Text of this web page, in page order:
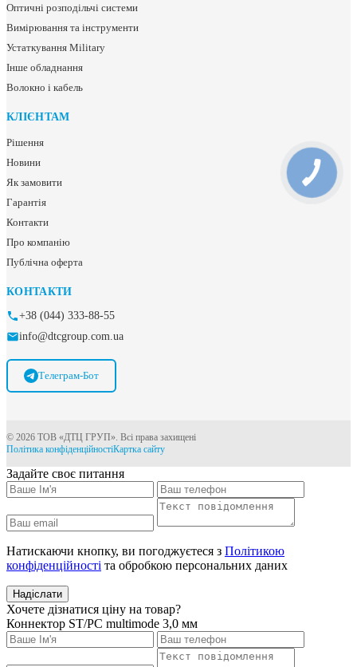
Оптичні розподільчі системи
Вимірювання та інструменти
Устаткування Military
Інше обладнання
Волокно і кабель
КЛІЄНТАМ
Рішення
Новини
Як замовити
Гарантія
Контакти
Про компанію
Публічна оферта
КОНТАКТИ
+38 (044) 333-88-55
info@dtcgroup.com.ua
Телеграм-Бот
© 2026 ТОВ «ДТЦ ГРУП». Всі права захищені
Політика конфіденційностіКартка сайту
Задайте своє питання
Натискаючи кнопку, ви погоджуєтеся з Політикою
конфіденційності та обробкою персональних даних
Надіслати
Хочете дізнатися ціну на товар?
Коннектор ST/PC multimode 3,0 мм